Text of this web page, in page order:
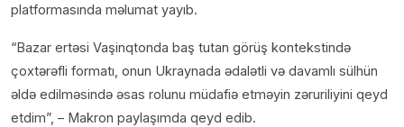
platformasında məlumat yayıb.
“Bazar ertəsi Vaşinqtonda baş tutan görüş kontekstində
çoxtərəfli formatı, onun Ukraynada ədalətli və davamlı sülhün
əldə edilməsində əsas rolunu müdafiə etməyin zəruriliyini qeyd
etdim”, – Makron paylaşımda qeyd edib.